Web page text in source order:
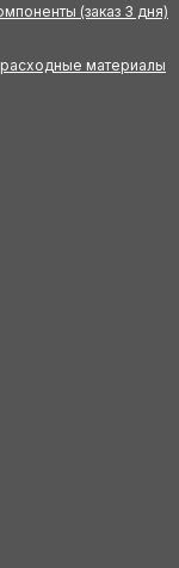
(заказ 3 дня)
материалы